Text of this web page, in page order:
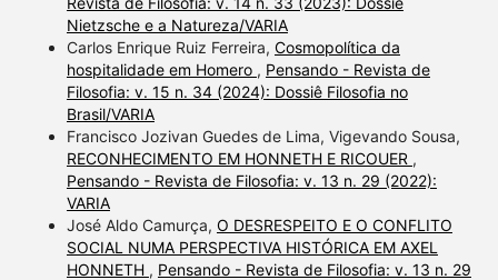
Nietzsche e a Natureza/VARIA
Carlos Enrique Ruiz Ferreira, Cosmopolítica da
hospitalidade em Homero , Pensando - Revista de
Filosofia: v. 15 n. 34 (2024): Dossiê Filosofia no
Brasil/VARIA
Francisco Jozivan Guedes de Lima, Vigevando Sousa,
RECONHECIMENTO EM HONNETH E RICOUER ,
Pensando - Revista de Filosofia: v. 13 n. 29 (2022):
VARIA
José Aldo Camurça, O DESRESPEITO E O CONFLITO
SOCIAL NUMA PERSPECTIVA HISTÓRICA EM AXEL
HONNETH , Pensando - Revista de Filosofia: v. 13 n. 29